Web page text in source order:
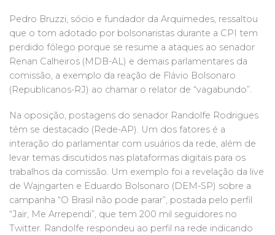
Pedro Bruzzi, sócio e fundador da Arquimedes, ressaltou
que o tom adotado por bolsonaristas durante a CPI tem
perdido fôlego porque se resume a ataques ao senador
Renan Calheiros (MDB-AL) e demais parlamentares da
comissão, a exemplo da reação de Flávio Bolsonaro
(Republicanos-RJ) ao chamar o relator de “vagabundo”.
Na oposição, postagens do senador Randolfe Rodrigues
têm se destacado (Rede-AP). Um dos fatores é a
interação do parlamentar com usuários da rede, além de
levar temas discutidos nas plataformas digitais para os
trabalhos da comissão. Um exemplo foi a revelação da live
de Wajngarten e Eduardo Bolsonaro (DEM-SP) sobre a
campanha “O Brasil não pode parar”, postada pelo perfil
“Jair, Me Arrependi”, que tem 200 mil seguidores no
Twitter. Randolfe respondeu ao perfil na rede indicando